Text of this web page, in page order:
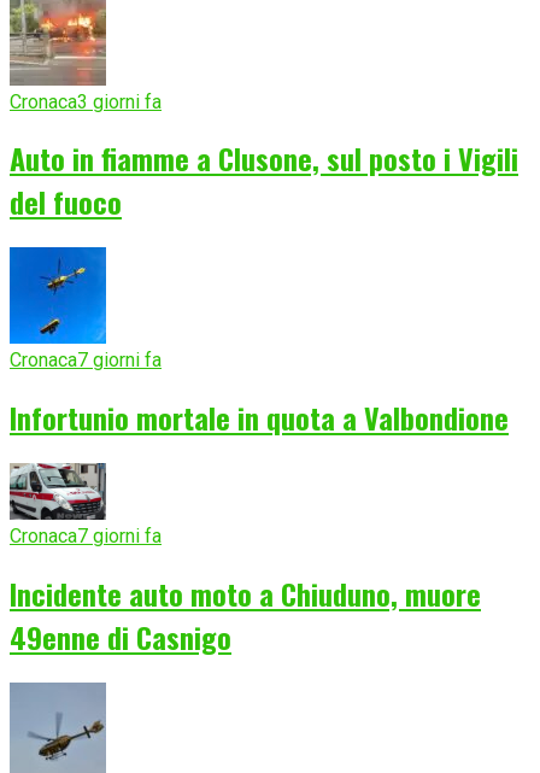
Cronaca3 giorni fa
Auto in fiamme a Clusone, sul posto i Vigili
del fuoco
Cronaca7 giorni fa
Infortunio mortale in quota a Valbondione
Cronaca7 giorni fa
Incidente auto moto a Chiuduno, muore
49enne di Casnigo